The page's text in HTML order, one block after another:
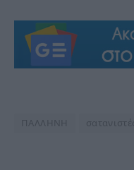
ΠΑΛΛΗΝΗ σατανιστές